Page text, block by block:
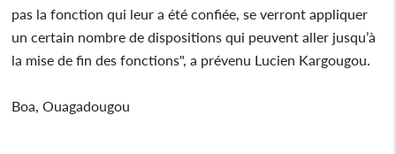
pas la fonction qui leur a été confiée, se verront appliquer
un certain nombre de dispositions qui peuvent aller jusqu’à
la mise de fin des fonctions", a prévenu Lucien Kargougou.
Boa, Ouagadougou